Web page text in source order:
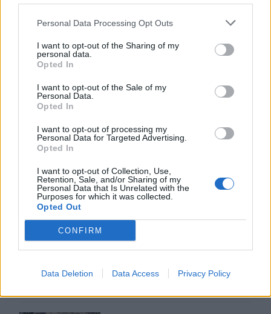
Personal Data Processing Opt Outs
I want to opt-out of the Sharing of my
personal data.
Opted In
I want to opt-out of the Sale of my
Personal Data.
Opted In
I want to opt-out of processing my
Personal Data for Targeted Advertising.
Opted In
I want to opt-out of Collection, Use,
Retention, Sale, and/or Sharing of my
Personal Data that Is Unrelated with the
Purposes for which it was collected.
Opted Out
CONFIRM
Data Deletion Data Access Privacy Policy
ΣΧΕΤΙΚA AΡΘΡΑ
Χανιά: Άφησε την τελευταία του πνοή ενώ είχε πάει για
και άφησε την τελευταία του
πνοή
Με εντατικούς ρυθμούς προχωράνε τα έργα οδικής
Ηράκλειο: Συνεχίζονται με
Ηράκλειο: Συνεχίζονται με
εντατικούς ρυθμούς οι
στο ΙΤΕ